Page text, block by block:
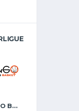
TANGO BOURGES BASKET